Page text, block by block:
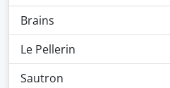
Brains
Le Pellerin
Sautron